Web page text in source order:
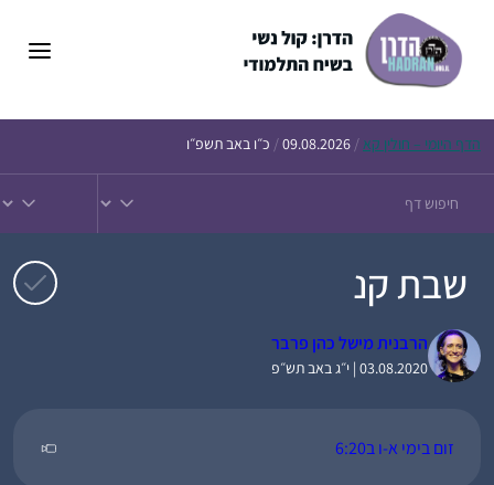
הדף היומי – חולין קא/
09.08.2026
/ כ״ו באב תשפ״ו
שבת קנ
הרבנית מישל כהן פרבר
03.08.2020 | י״ג באב תש״פ
זום בימי א-ו ב6:20